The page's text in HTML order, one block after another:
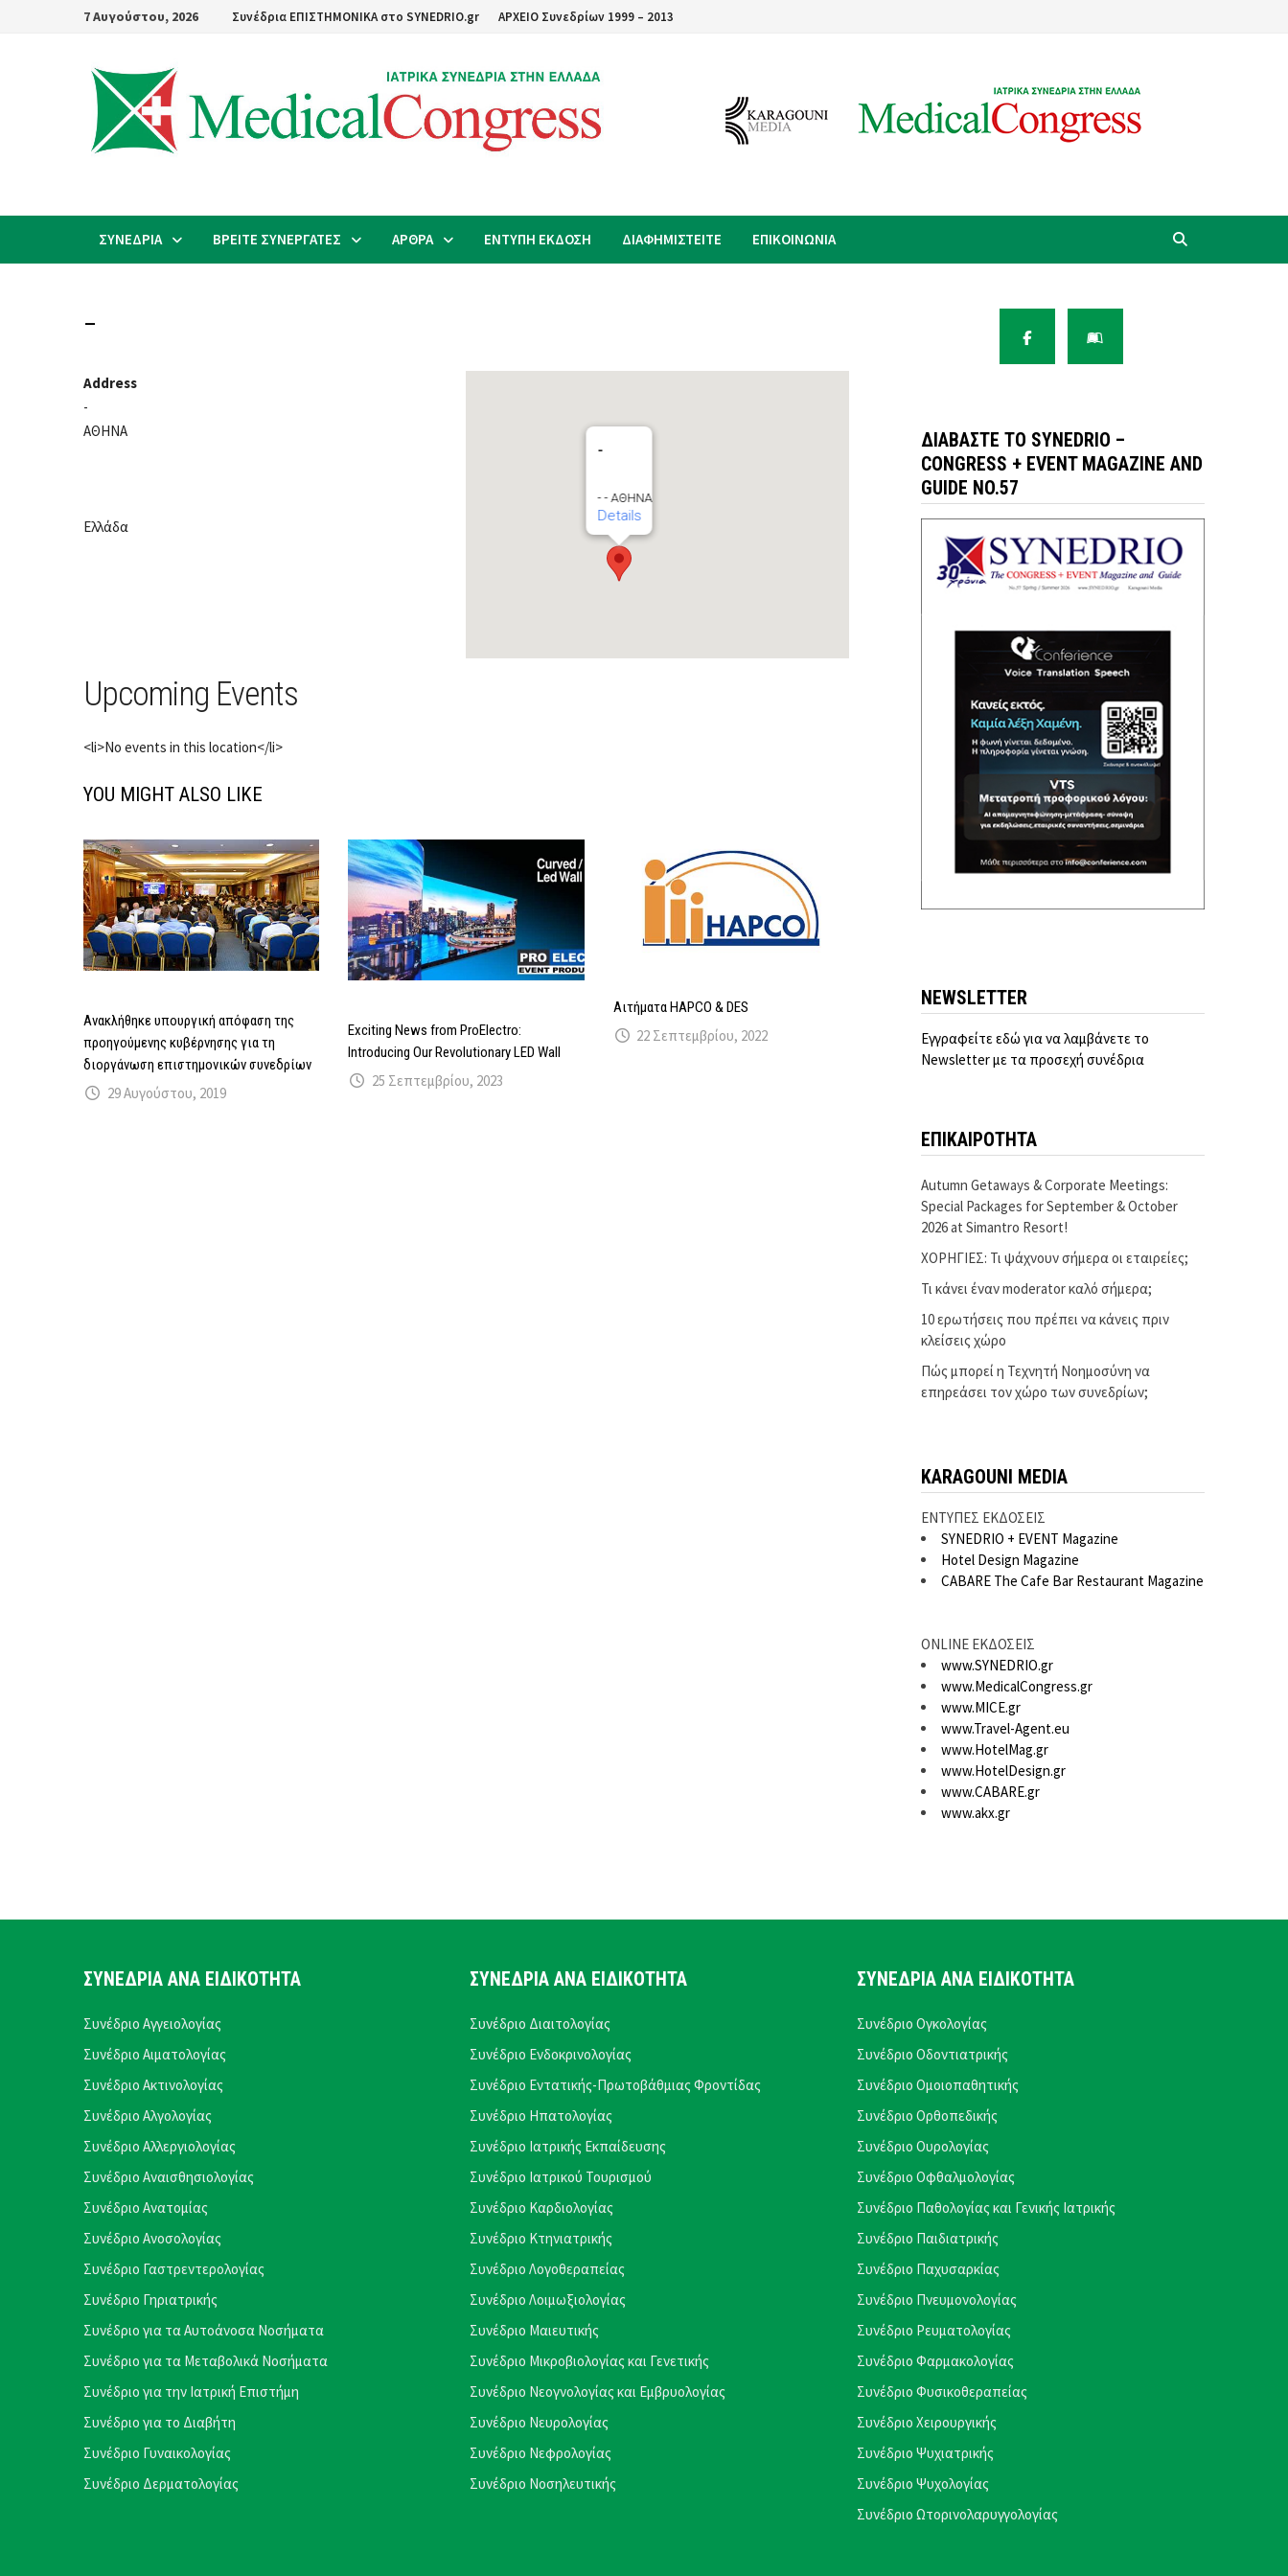
7 Αυγούστου, 2026 Συνέδρια ΕΠΙΣΤΗΜΟΝΙΚΑ στο SYNEDRIO.gr ΑΡΧΕΙΟ Συνεδρίων 1999 – 2013
ΣΥΝΕΔΡΙΑ ΒΡΕΙΤΕ ΣΥΝΕΡΓΑΤΕΣ ΑΡΘΡΑ ΕΝΤΥΠΗ ΕΚΔΟΣΗ ΔΙΑΦΗΜΙΣΤΕΙΤΕ ΕΠΙΚΟΙΝΩΝΙΑ
–
-
- - ΑΘΗΝΑ
Details
Address
-
ΑΘΗΝΑ
Ελλάδα
Upcoming Events
<li>No events in this location</li>
YOU MIGHT ALSO LIKE
Ανακλήθηκε υπουργική απόφαση της
προηγούμενης κυβέρνησης για τη
διοργάνωση επιστημονικών συνεδρίων
29 Αυγούστου, 2019
Exciting News from ProElectro:
Introducing Our Revolutionary LED Wall
25 Σεπτεμβρίου, 2023
Αιτήματα HAPCO & DES
22 Σεπτεμβρίου, 2022
ΔΙΑΒΆΣΤΕ ΤΟ SYNEDRIO –
CONGRESS + EVENT MAGAZINE AND
GUIDE NO.57
NEWSLETTER
Εγγραφείτε εδώ για να λαμβάνετε το
Newsletter με τα προσεχή συνέδρια
ΕΠΙΚΑΙΡΟΤΗΤΑ
Autumn Getaways & Corporate Meetings:
Special Packages for September & October
2026 at Simantro Resort!
ΧΟΡΗΓΙΕΣ: Τι ψάχνουν σήμερα οι εταιρείες;
Τι κάνει έναν moderator καλό σήμερα;
10 ερωτήσεις που πρέπει να κάνεις πριν
κλείσεις χώρο
Πώς μπορεί η Τεχνητή Νοημοσύνη να
επηρεάσει τον χώρο των συνεδρίων;
KARAGOUNI MEDIA
ΕΝΤΥΠΕΣ ΕΚΔΟΣΕΙΣ
SYNEDRIO + EVENT Magazine
Hotel Design Magazine
CABARE The Cafe Bar Restaurant Magazine
ONLINE ΕΚΔΟΣΕΙΣ
www.SYNEDRIO.gr
www.MedicalCongress.gr
www.MICE.gr
www.Travel-Agent.eu
www.HotelMag.gr
www.HotelDesign.gr
www.CABARE.gr
www.akx.gr
ΣΥΝΕΔΡΙΑ ΑΝΑ ΕΙΔΙΚΟΤΗΤΑ
Συνέδριο Αγγειολογίας
Συνέδριο Αιματολογίας
Συνέδριο Ακτινολογίας
Συνέδριο Αλγολογίας
Συνέδριο Αλλεργιολογίας
Συνέδριο Αναισθησιολογίας
Συνέδριο Ανατομίας
Συνέδριο Ανοσολογίας
Συνέδριο Γαστρεντερολογίας
Συνέδριο Γηριατρικής
Συνέδριο για τα Αυτοάνοσα Νοσήματα
Συνέδριο για τα Μεταβολικά Νοσήματα
Συνέδριο για την Ιατρική Επιστήμη
Συνέδριο για το Διαβήτη
Συνέδριο Γυναικολογίας
Συνέδριο Δερματολογίας
ΣΥΝΕΔΡΙΑ ΑΝΑ ΕΙΔΙΚΟΤΗΤΑ
Συνέδριο Διαιτολογίας
Συνέδριο Ενδοκρινολογίας
Συνέδριο Εντατικής-Πρωτοβάθμιας Φροντίδας
Συνέδριο Ηπατολογίας
Συνέδριο Ιατρικής Εκπαίδευσης
Συνέδριο Ιατρικού Τουρισμού
Συνέδριο Καρδιολογίας
Συνέδριο Κτηνιατρικής
Συνέδριο Λογοθεραπείας
Συνέδριο Λοιμωξιολογίας
Συνέδριο Μαιευτικής
Συνέδριο Μικροβιολογίας και Γενετικής
Συνέδριο Νεογνολογίας και Εμβρυολογίας
Συνέδριο Νευρολογίας
Συνέδριο Νεφρολογίας
Συνέδριο Νοσηλευτικής
ΣΥΝΕΔΡΙΑ ΑΝΑ ΕΙΔΙΚΟΤΗΤΑ
Συνέδριο Ογκολογίας
Συνέδριο Οδοντιατρικής
Συνέδριο Ομοιοπαθητικής
Συνέδριο Ορθοπεδικής
Συνέδριο Ουρολογίας
Συνέδριο Οφθαλμολογίας
Συνέδριο Παθολογίας και Γενικής Ιατρικής
Συνέδριο Παιδιατρικής
Συνέδριο Παχυσαρκίας
Συνέδριο Πνευμονολογίας
Συνέδριο Ρευματολογίας
Συνέδριο Φαρμακολογίας
Συνέδριο Φυσικοθεραπείας
Συνέδριο Χειρουργικής
Συνέδριο Ψυχιατρικής
Συνέδριο Ψυχολογίας
Συνέδριο Ωτορινολαρυγγολογίας